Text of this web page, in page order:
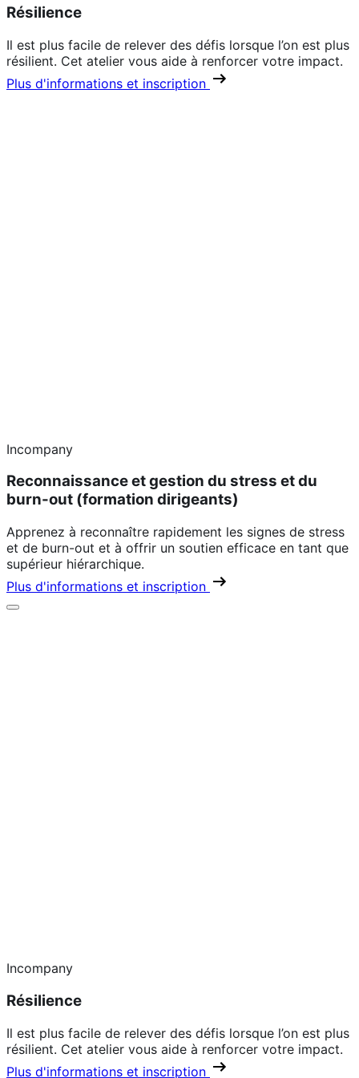
Résilience
Il est plus facile de relever des défis lorsque l’on est plus
résilient. Cet atelier vous aide à renforcer votre impact.
Plus d'informations et inscription
Incompany
Reconnaissance et gestion du stress et du
burn-out (formation dirigeants)
Apprenez à reconnaître rapidement les signes de stress
et de burn-out et à offrir un soutien efficace en tant que
supérieur hiérarchique.
Plus d'informations et inscription
Incompany
Résilience
Il est plus facile de relever des défis lorsque l’on est plus
résilient. Cet atelier vous aide à renforcer votre impact.
Plus d'informations et inscription